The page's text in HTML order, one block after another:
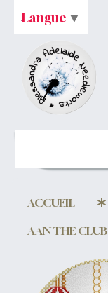
ACCUEIL
AAN THE CLUB
Langue ▼